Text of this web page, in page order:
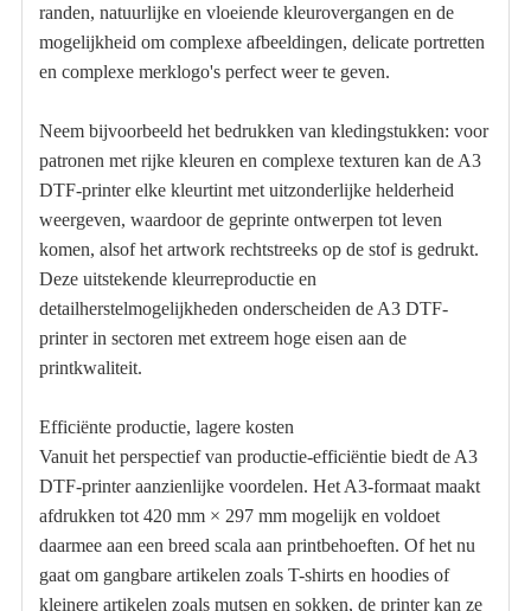
randen, natuurlijke en vloeiende kleurovergangen en de
mogelijkheid om complexe afbeeldingen, delicate portretten
en complexe merklogo's perfect weer te geven.
Neem bijvoorbeeld het bedrukken van kledingstukken: voor
patronen met rijke kleuren en complexe texturen kan de A3
DTF-printer elke kleurtint met uitzonderlijke helderheid
weergeven, waardoor de geprinte ontwerpen tot leven
komen, alsof het artwork rechtstreeks op de stof is gedrukt.
Deze uitstekende kleurreproductie en
detailherstelmogelijkheden onderscheiden de A3 DTF-
printer in sectoren met extreem hoge eisen aan de
printkwaliteit.
Efficiënte productie, lagere kosten
Vanuit het perspectief van productie-efficiëntie biedt de A3
DTF-printer aanzienlijke voordelen. Het A3-formaat maakt
afdrukken tot 420 mm × 297 mm mogelijk en voldoet
daarmee aan een breed scala aan printbehoeften. Of het nu
gaat om gangbare artikelen zoals T-shirts en hoodies of
kleinere artikelen zoals mutsen en sokken, de printer kan ze